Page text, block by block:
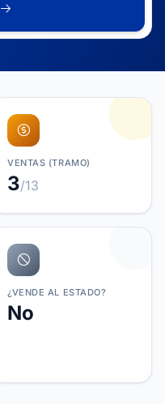
VENTAS (TRAMO)
3/13
¿VENDE AL ESTADO?
No